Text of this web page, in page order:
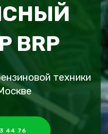
BRP
техники
44 76